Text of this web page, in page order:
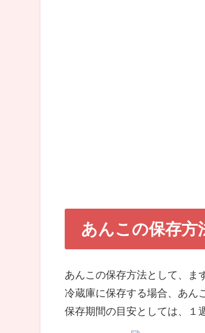
あんこの保存方
あんこの保存方法として、ま
冷蔵庫に保存する場合、あん
保存期間の目安としては、１